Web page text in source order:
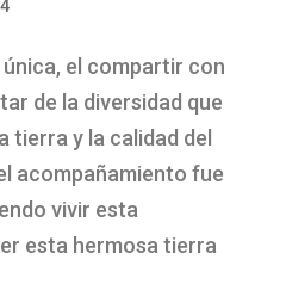
el compartir con
de la diversidad que
tierra y la calidad del
acompañamiento fue
vivir esta
esta hermosa tierra